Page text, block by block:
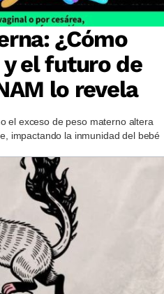
¿Cómo
el futuro de
lo revela
el exceso de peso materno altera
impactando la inmunidad del bebé